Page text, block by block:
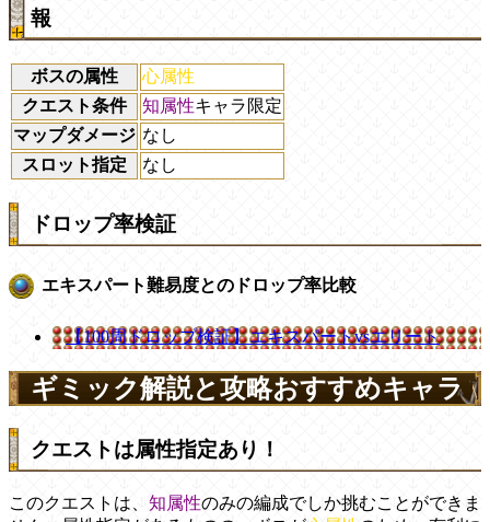
報
ボスの属性
心属性
クエスト条件
知属性キャラ限定
マップダメージ なし
スロット指定
なし
ドロップ率検証
エキスパート難易度とのドロップ率比較
【100周ドロップ検証】エキスパートvsエリート
ギミック解説と攻略おすすめキャラ
クエストは属性指定あり！
このクエストは、 知属性のみの編成でしか挑むことができま